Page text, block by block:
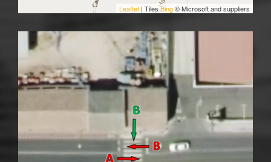
Leaflet | TilesBing© Microsoft and suppliers